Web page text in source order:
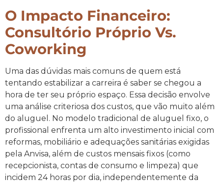
O Impacto Financeiro:
Consultório Próprio Vs.
Coworking
Uma das dúvidas mais comuns de quem está
tentando estabilizar a carreira é saber se chegou a
hora de ter seu próprio espaço. Essa decisão envolve
uma análise criteriosa dos custos, que vão muito além
do aluguel. No modelo tradicional de aluguel fixo, o
profissional enfrenta um alto investimento inicial com
reformas, mobiliário e adequações sanitárias exigidas
pela Anvisa, além de custos mensais fixos (como
recepcionista, contas de consumo e limpeza) que
incidem 24 horas por dia, independentemente da